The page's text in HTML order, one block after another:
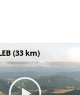
(33 km)